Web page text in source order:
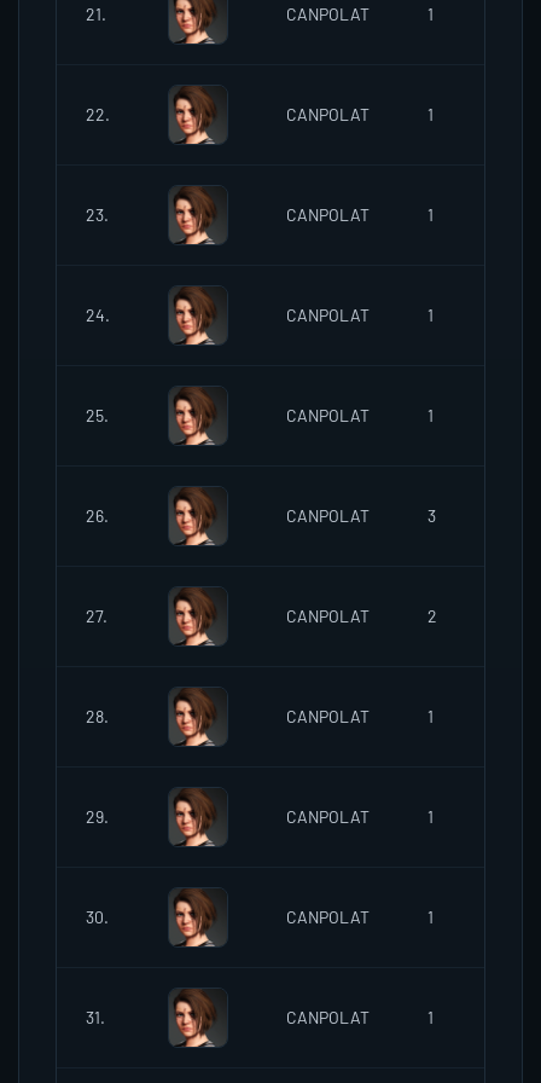
21. CANPOLAT 1
22. CANPOLAT 1
23. CANPOLAT 1
24. CANPOLAT 1
25. CANPOLAT 1
26. CANPOLAT 3
27. CANPOLAT 2
28. CANPOLAT 1
29. CANPOLAT 1
30. CANPOLAT 1
31. CANPOLAT 1